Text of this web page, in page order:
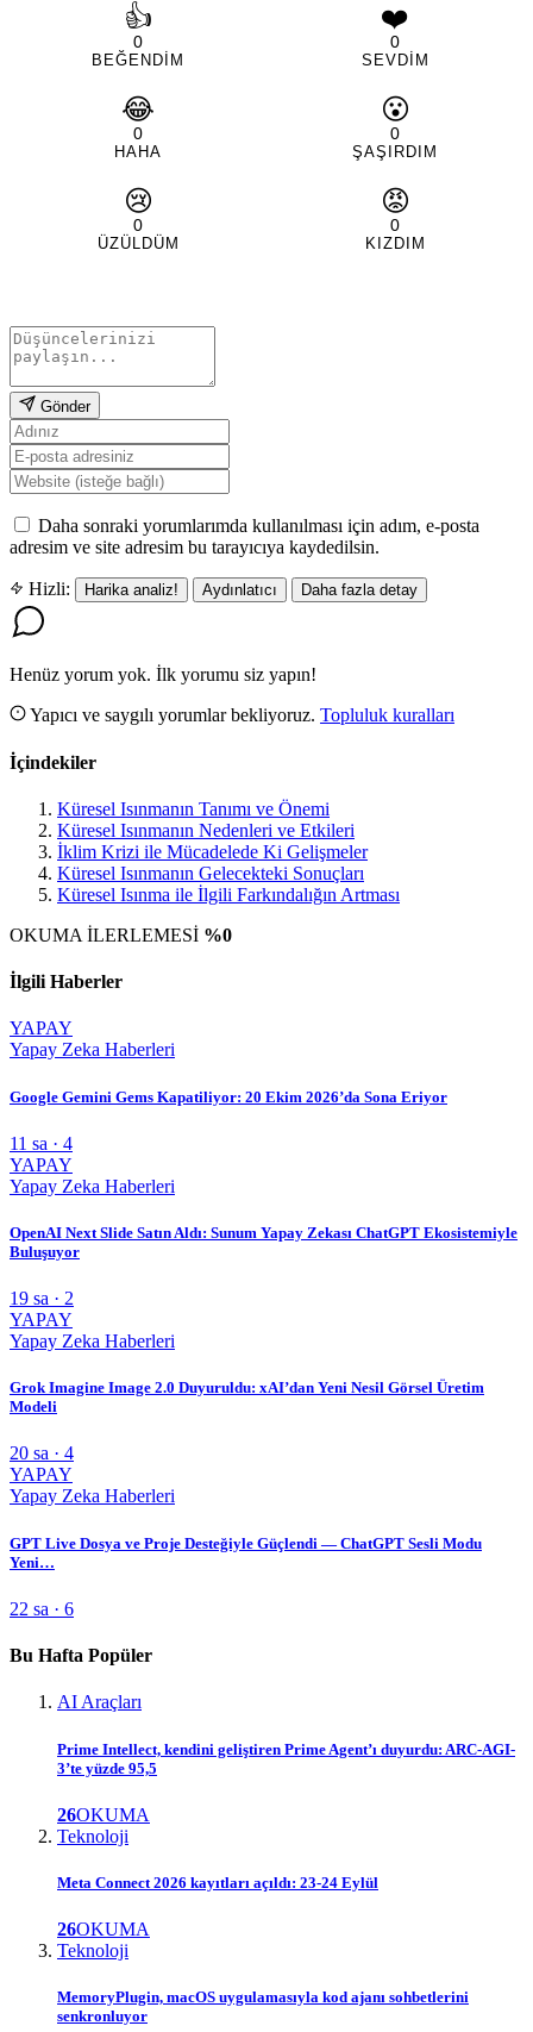
👍
0
BEĞENDIM
❤️
0
SEVDIM
😂
0
HAHA
😮
0
ŞAŞIRDIM
😢
0
ÜZÜLDÜM
😡
0
KIZDIM
Gönder
Daha sonraki yorumlarımda kullanılması için adım, e-posta
adresim ve site adresim bu tarayıcıya kaydedilsin.
Hizli: Harika analiz! Aydınlatıcı Daha fazla detay
Henüz yorum yok. İlk yorumu siz yapın!
Yapıcı ve saygılı yorumlar bekliyoruz. Topluluk kuralları
İçindekiler
Küresel Isınmanın Tanımı ve Önemi
Küresel Isınmanın Nedenleri ve Etkileri
İklim Krizi ile Mücadelede Ki Gelişmeler
Küresel Isınmanın Gelecekteki Sonuçları
Küresel Isınma ile İlgili Farkındalığın Artması
OKUMA İLERLEMESİ %0
İlgili Haberler
YAPAY
Yapay Zeka Haberleri
Google Gemini Gems Kapatiliyor: 20 Ekim 2026’da Sona Eriyor
11 sa · 4
YAPAY
Yapay Zeka Haberleri
OpenAI Next Slide Satın Aldı: Sunum Yapay Zekası ChatGPT Ekosistemiyle
Buluşuyor
19 sa · 2
YAPAY
Yapay Zeka Haberleri
Grok Imagine Image 2.0 Duyuruldu: xAI’dan Yeni Nesil Görsel Üretim
Modeli
20 sa · 4
YAPAY
Yapay Zeka Haberleri
GPT Live Dosya ve Proje Desteğiyle Güçlendi — ChatGPT Sesli Modu
Yeni…
22 sa · 6
Bu Hafta Popüler
AI Araçları
Prime Intellect, kendini geliştiren Prime Agent’ı duyurdu: ARC-AGI-
3’te yüzde 95,5
26OKUMA
Teknoloji
Meta Connect 2026 kayıtları açıldı: 23-24 Eylül
26OKUMA
Teknoloji
MemoryPlugin, macOS uygulamasıyla kod ajanı sohbetlerini
senkronluyor